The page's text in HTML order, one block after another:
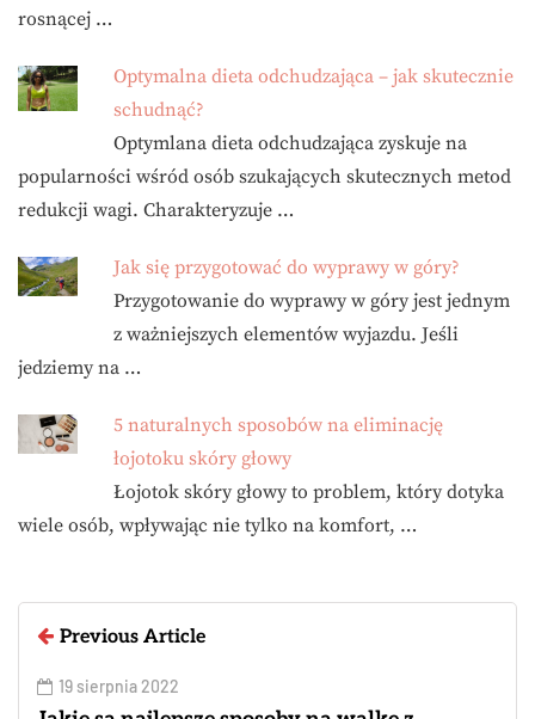
rosnącej …
Optymalna dieta odchudzająca – jak skutecznie
schudnąć?
Optymlana dieta odchudzająca zyskuje na
popularności wśród osób szukających skutecznych metod
redukcji wagi. Charakteryzuje …
Jak się przygotować do wyprawy w góry?
Przygotowanie do wyprawy w góry jest jednym
z ważniejszych elementów wyjazdu. Jeśli
jedziemy na …
5 naturalnych sposobów na eliminację
łojotoku skóry głowy
Łojotok skóry głowy to problem, który dotyka
wiele osób, wpływając nie tylko na komfort, …
Previous Article
19 sierpnia 2022